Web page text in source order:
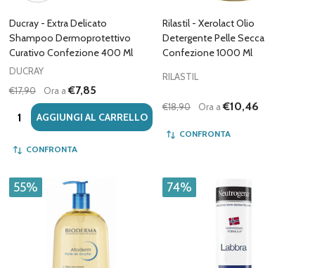
Ducray - Extra Delicato
Shampoo Dermoprotettivo
Curativo Confezione 400 Ml
DUCRAY
€17,90
Ora a€7,85
Quantità:AGGIUNGI AL CARRELLO
CONFRONTA
Rilastil - Xerolact Olio
Detergente Pelle Secca
Confezione 1000 Ml
RILASTIL
€18,90 Ora a€10,46
CONFRONTA
55% 74%